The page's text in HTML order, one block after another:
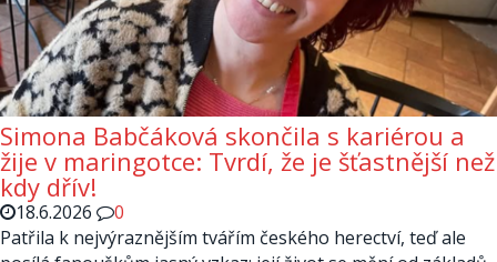
Simona Babčáková skončila s kariérou a
žije v maringotce: Tvrdí, že je šťastnější než
kdy dřív!
18.6.2026
0
Patřila k nejvýraznějším tvářím českého herectví, teď ale